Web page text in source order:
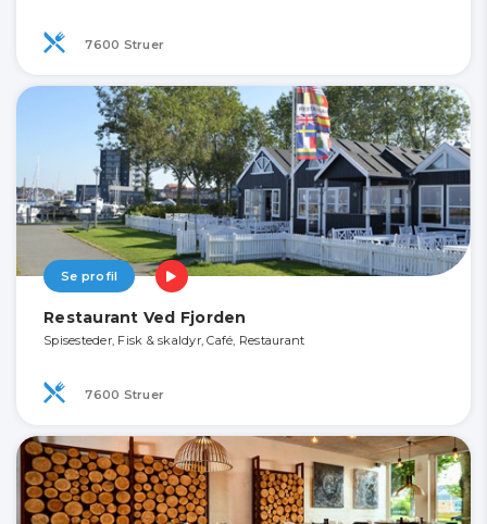
7600 Struer
Se profil
Restaurant Ved Fjorden
Spisesteder, Fisk & skaldyr, Café, Restaurant
7600 Struer